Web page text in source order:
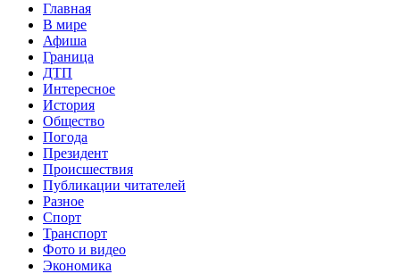
Главная
В мире
Афиша
Граница
ДТП
Интересное
История
Общество
Погода
Президент
Происшествия
Публикации читателей
Разное
Спорт
Транспорт
Фото и видео
Экономика